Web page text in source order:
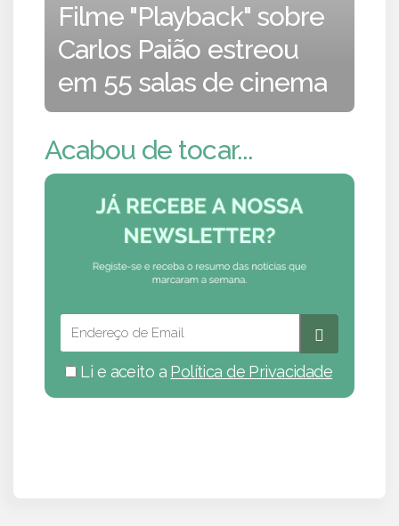
Filme "Playback" sobre
Carlos Paião estreou
em 55 salas de cinema
Acabou de tocar...
Li e aceito a Política de Privacidade